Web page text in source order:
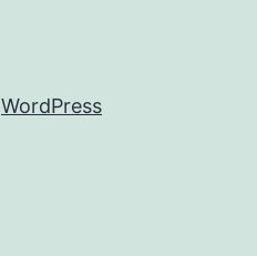
WordPress